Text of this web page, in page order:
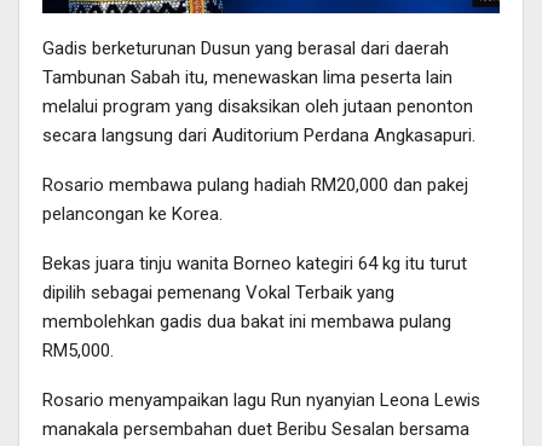
Gadis berketurunan Dusun yang berasal dari daerah
Tambunan Sabah itu, menewaskan lima peserta lain
melalui program yang disaksikan oleh jutaan penonton
secara langsung dari Auditorium Perdana Angkasapuri.
Rosario membawa pulang hadiah RM20,000 dan pakej
pelancongan ke Korea.
Bekas juara tinju wanita Borneo kategiri 64 kg itu turut
dipilih sebagai pemenang Vokal Terbaik yang
membolehkan gadis dua bakat ini membawa pulang
RM5,000.
Rosario menyampaikan lagu Run nyanyian Leona Lewis
manakala persembahan duet Beribu Sesalan bersama